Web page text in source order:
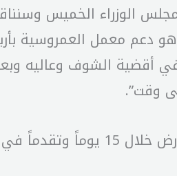
الوزراء الخميس
هو دعم معمل العمروسية
أقضية الشوف وعاليه
وقت”.
اللجنة.